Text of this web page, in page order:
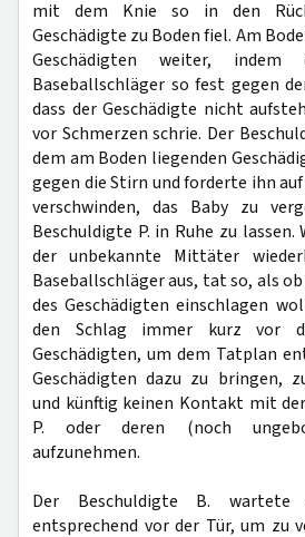
mit dem Knie so in den
Geschädigte zu Boden fiel. Am
Geschädigten weiter,
Baseballschläger so fest gegen
dass der Geschädigte nicht
vor Schmerzen schrie. Der
dem am Boden liegenden
gegen die Stirn und forderte ihn
verschwinden, das Baby zu
Beschuldigte P. in Ruhe zu
der unbekannte Mittäter
Baseballschläger aus, tat so, als
des Geschädigten einschlagen
den Schlag immer kurz vor
Geschädigten, um dem Tatplan
Geschädigten dazu zu bringen,
und künftig keinen Kontakt mit
P. oder deren (noch
aufzunehmen.
Der Beschuldigte B. wartete
entsprechend vor der Tür, um zu